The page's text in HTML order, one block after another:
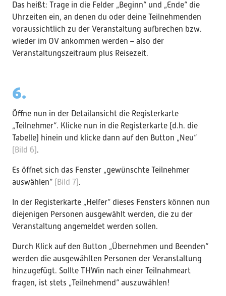
Das heißt: Trage in die Felder „Beginn“ und „Ende“ die
Uhrzeiten ein, an denen du oder deine Teilnehmenden
voraussichtlich zu der Veranstaltung aufbrechen bzw.
wieder im OV ankommen werden – also der
Veranstaltungszeitraum plus Reisezeit.
6.
Öffne nun in der Detailansicht die Registerkarte
„Teilnehmer“. Klicke nun in die Registerkarte (d.h. die
Tabelle) hinein und klicke dann auf den Button „Neu“
(Bild 6).
Es öffnet sich das Fenster „gewünschte Teilnehmer
auswählen“ (Bild 7).
In der Registerkarte „Helfer“ dieses Fensters können nun
diejenigen Personen ausgewählt werden, die zu der
Veranstaltung angemeldet werden sollen.
Durch Klick auf den Button „Übernehmen und Beenden“
werden die ausgewählten Personen der Veranstaltung
hinzugefügt. Sollte THWin nach einer Teilnahmeart
fragen, ist stets „Teilnehmend“ auszuwählen!